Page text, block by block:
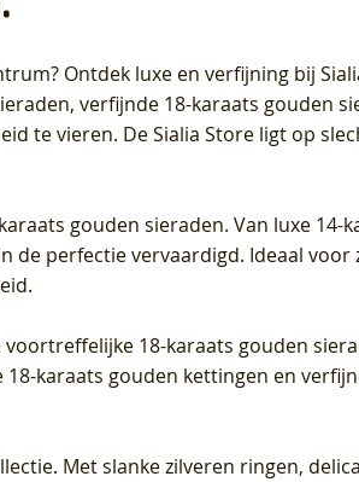
Lab Diamonds Ring LG1028Y -
(14k) met Lab grown
-
Lab Diamonds Oorknoppen
- Geelgoud (14k) met Lab
Diamant
Lab Diamonds Oorknoppen
- Geelgoud (14k) met Lab
Diamant
? Ontdek luxe en verfijning bij
verfijnde 18-karaats gouden
te vieren. De Sialia Store ligt op
gouden sieraden. Van luxe
perfectie vervaardigd. Ideaal voor
18-karaats gouden
karaats gouden kettingen en
Met slanke zilveren ringen,